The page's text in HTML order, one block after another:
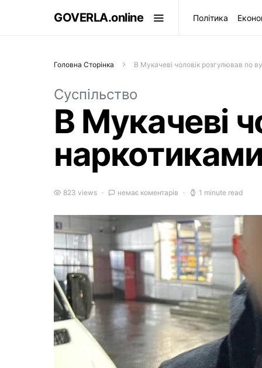
GOVERLA.online Політика
Головна Сторінка В Мукачеві чоловік розгулював по
Суспільство
В Мукачеві
823 views немає коментарів 1 minute read